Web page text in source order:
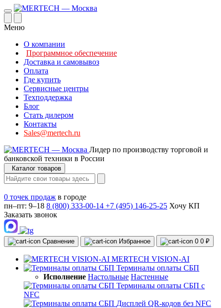
Меню
О компании
Программное обеспечение
Доставка и самовывоз
Оплата
Где купить
Сервисные центры
Техподдержка
Блог
Стать дилером
Контакты
Sales@mertech.ru
Лидер по производству торговой и
банковской техники в России
Каталог товаров
0 точек продаж в городе
пн–пт: 9–18 8 (800) 333-00-14 +7 (495) 146-25-25 Хочу КП
Заказать звонок
Сравнение Избранное 0 0 ₽
MERTECH VISION-AI
Терминалы оплаты СБП
Исполнение Настольные Настенные
Терминалы оплаты СБП с
NFC
Дисплей QR-кодов без NFC